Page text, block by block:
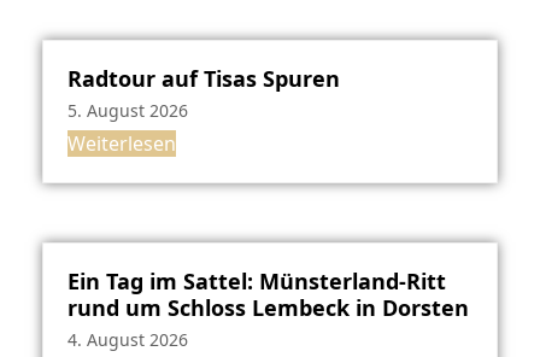
Radtour auf Tisas Spuren
5. August 2026
Weiterlesen
Ein Tag im Sattel: Münsterland-Ritt
rund um Schloss Lembeck in Dorsten
4. August 2026